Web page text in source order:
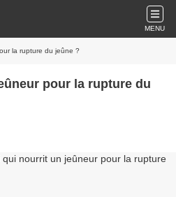
MENU
la rupture du jeûne ?
pour la rupture du